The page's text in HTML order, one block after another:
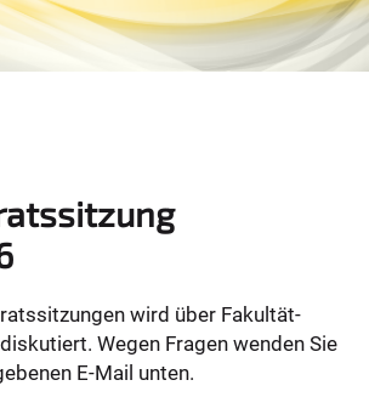
wird über Fakultät-
Wegen Fragen wenden Sie
E-Mail unten.